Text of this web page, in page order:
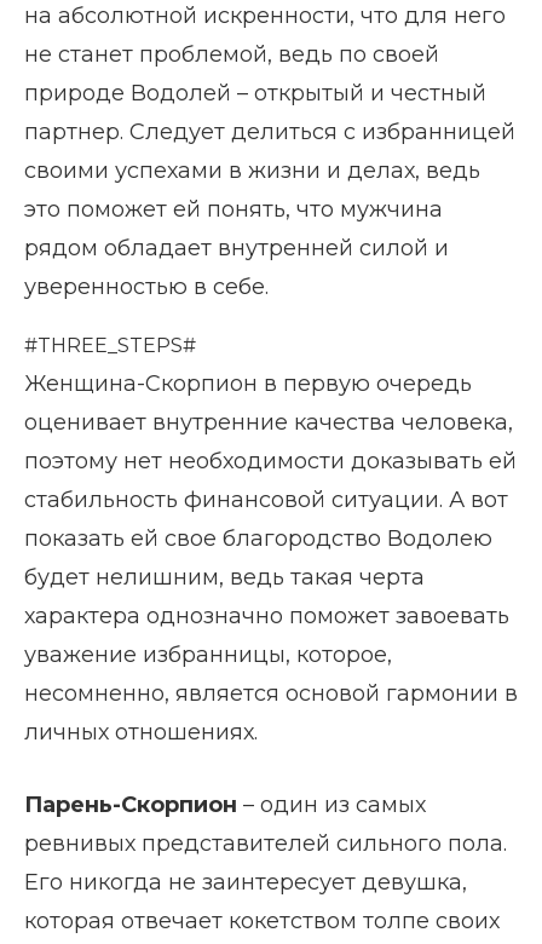
на абсолютной искренности, что для него
не станет проблемой, ведь по своей
природе Водолей – открытый и честный
партнер. Следует делиться с избранницей
своими успехами в жизни и делах, ведь
это поможет ей понять, что мужчина
рядом обладает внутренней силой и
уверенностью в себе.
#THREE_STEPS#
Женщина-Скорпион в первую очередь
оценивает внутренние качества человека,
поэтому нет необходимости доказывать ей
стабильность финансовой ситуации. А вот
показать ей свое благородство Водолею
будет нелишним, ведь такая черта
характера однозначно поможет завоевать
уважение избранницы, которое,
несомненно, является основой гармонии в
личных отношениях.
Парень-Скорпион – один из самых
ревнивых представителей сильного пола.
Его никогда не заинтересует девушка,
которая отвечает кокетством толпе своих